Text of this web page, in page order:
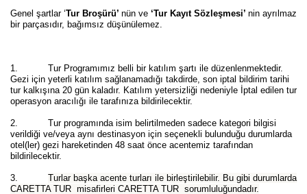
Genel şartlar ‘Tur Broşürü’ nün ve ‘Tur Kayıt Sözleşmesi’ nin ayrılmaz
bir parçasıdır, bağımsız düşünülemez.
1. Tur Programımız belli bir katılım şartı ile düzenlenmektedir.
Gezi için yeterli katılım sağlanamadığı takdirde, son iptal bildirim tarihi
tur kalkışına 20 gün kaladır. Katılım yetersizliği nedeniyle İptal edilen tur
operasyon aracılığı ile tarafınıza bildirilecektir.
2. Tur programında isim belirtilmeden sadece kategori bilgisi
verildiği ve/veya aynı destinasyon için seçenekli bulunduğu durumlarda
otel(ler) gezi hareketinden 48 saat önce acentemiz tarafından
bildirilecektir.
3. Turlar başka acente turları ile birleştirilebilir. Bu gibi durumlarda
CARETTA TUR misafirleri CARETTA TUR sorumluluğundadır.